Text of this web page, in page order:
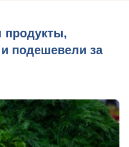
продукты,
подешевели за